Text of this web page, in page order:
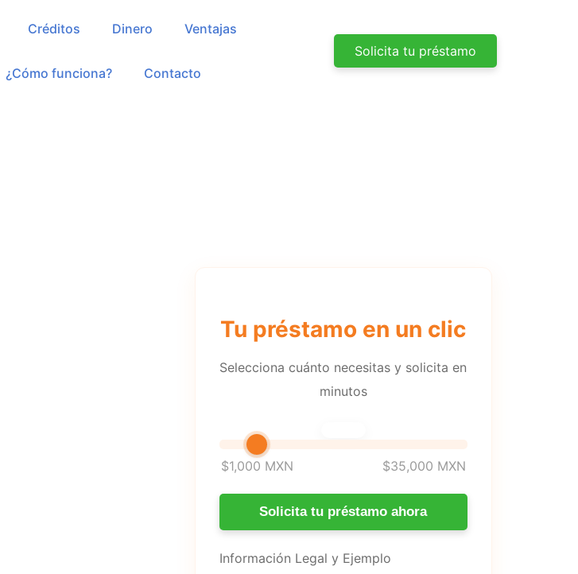
Créditos Dinero Ventajas
¿Cómo funciona? Contacto
Solicita tu préstamo
Tu préstamo en un clic
Selecciona cuánto necesitas y solicita en
minutos
$1,000 MXN $35,000 MXN
Solicita tu préstamo ahora
Información Legal y Ejemplo